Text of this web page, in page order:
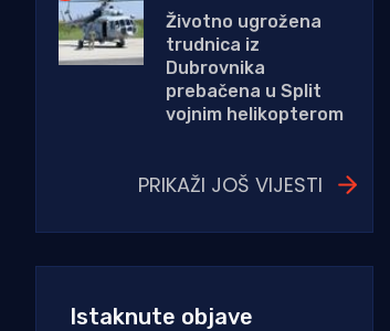
Životno ugrožena
trudnica iz
Dubrovnika
prebačena u Split
vojnim helikopterom
PRIKAŽI JOŠ VIJESTI
Istaknute objave